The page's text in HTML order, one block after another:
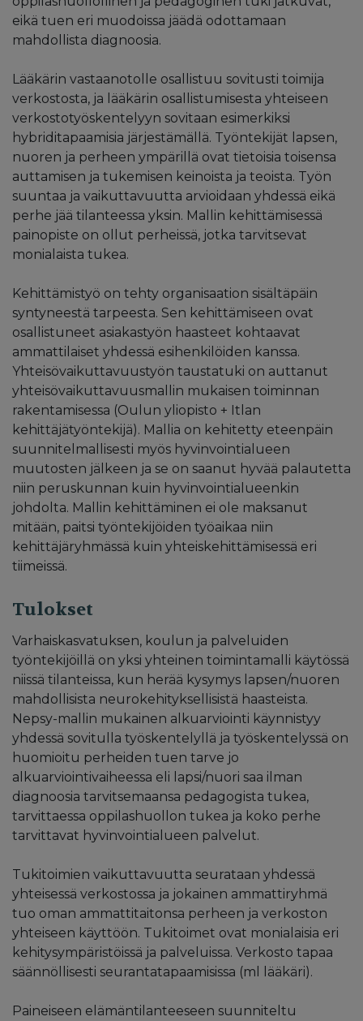
eikä tuen eri muodoissa jäädä odottamaan
mahdollista diagnoosia.
Lääkärin vastaanotolle osallistuu sovitusti toimija
verkostosta, ja lääkärin osallistumisesta yhteiseen
verkostotyöskentelyyn sovitaan esimerkiksi
hybriditapaamisia järjestämällä. Työntekijät lapsen,
nuoren ja perheen ympärillä ovat tietoisia toisensa
auttamisen ja tukemisen keinoista ja teoista. Työn
suuntaa ja vaikuttavuutta arvioidaan yhdessä eikä
perhe jää tilanteessa yksin. Mallin kehittämisessä
painopiste on ollut perheissä, jotka tarvitsevat
monialaista tukea.
Kehittämistyö on tehty organisaation sisältäpäin
syntyneestä tarpeesta. Sen kehittämiseen ovat
osallistuneet asiakastyön haasteet kohtaavat
ammattilaiset yhdessä esihenkilöiden kanssa.
Yhteisövaikuttavuustyön taustatuki on auttanut
yhteisövaikuttavuusmallin mukaisen toiminnan
rakentamisessa (Oulun yliopisto + Itlan
kehittäjätyöntekijä). Mallia on kehitetty eteenpäin
suunnitelmallisesti myös hyvinvointialueen
muutosten jälkeen ja se on saanut hyvää palautetta
niin peruskunnan kuin hyvinvointialueenkin
johdolta. Mallin kehittäminen ei ole maksanut
mitään, paitsi työntekijöiden työaikaa niin
kehittäjäryhmässä kuin yhteiskehittämisessä eri
tiimeissä.
Tulokset
Varhaiskasvatuksen, koulun ja palveluiden
työntekijöillä on yksi yhteinen toimintamalli käytössä
niissä tilanteissa, kun herää kysymys lapsen/nuoren
mahdollisista neurokehityksellisistä haasteista.
Nepsy-mallin mukainen alkuarviointi käynnistyy
yhdessä sovitulla työskentelyllä ja työskentelyssä on
huomioitu perheiden tuen tarve jo
alkuarviointivaiheessa eli lapsi/nuori saa ilman
diagnoosia tarvitsemaansa pedagogista tukea,
tarvittaessa oppilashuollon tukea ja koko perhe
tarvittavat hyvinvointialueen palvelut.
Tukitoimien vaikuttavuutta seurataan yhdessä
yhteisessä verkostossa ja jokainen ammattiryhmä
tuo oman ammattitaitonsa perheen ja verkoston
yhteiseen käyttöön. Tukitoimet ovat monialaisia eri
kehitysympäristöissä ja palveluissa. Verkosto tapaa
säännöllisesti seurantatapaamisissa (ml lääkäri).
Paineiseen elämäntilanteeseen suunniteltu